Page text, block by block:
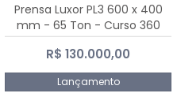
Prensa Luxor PL3 600 x 400
mm - 65 Ton - Curso 360
mm
R$ 130.000,00
Lançamento